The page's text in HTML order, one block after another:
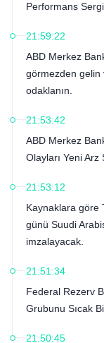
Performans
21:59:22
ABD Merkez
görmezden gelin
odaklanın.
21:53:42
ABD Merkez
Olayları Yeni Arz
21:53:12
Kaynaklara göre
günü Suudi
imzalayacak.
21:51:34
Federal Rezerv
Grubunu Sıcak
21:50:45